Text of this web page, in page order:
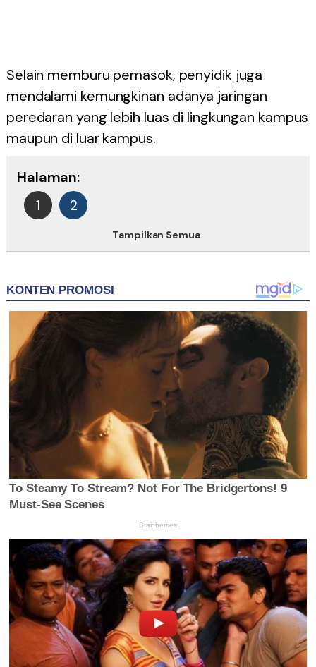
Selain memburu pemasok, penyidik juga
mendalami kemungkinan adanya jaringan
peredaran yang lebih luas di lingkungan kampus
maupun di luar kampus.
Halaman:
1
2
Tampilkan Semua